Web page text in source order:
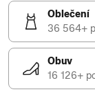
Oblečení
36 564+
Obuv
16 126+